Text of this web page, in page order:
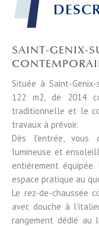
SAINT-GENIX-
Située à Saint-
122 m2, de 2014
traditionnelle et le
travaux à prévoir.
Dès l'entrée, vous
lumineuse et
entièrement
espace pratique au
Le rez-de-chaussée
avec douche à
rangement dédié au